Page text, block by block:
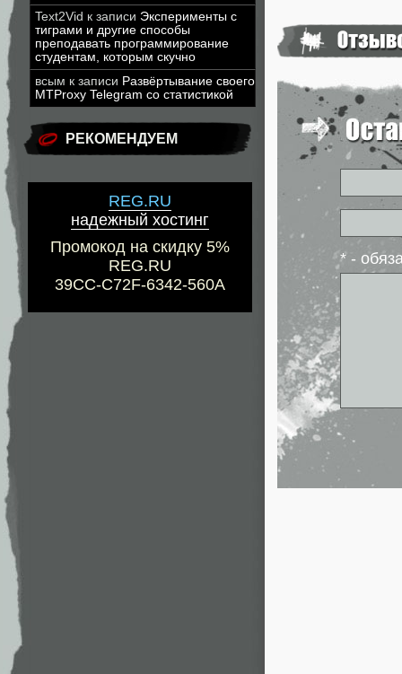
Text2Vid к записи Эксперименты с
тиграми и другие способы
преподавать программирование
студентам, которым скучно
всым к записи Развёртывание своего
MTProxy Telegram со статистикой
РЕКОМЕНДУЕМ
REG.RU
надежный хостинг
Промокод на скидку 5%
REG.RU
39CC-C72F-6342-560A
* -